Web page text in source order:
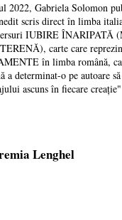
2022, Gabriela Solomon
scris direct în limba
IUBIRE
carte care
în limba română,
determinat-o pe autoare
ascuns în fiecare
Lenghel